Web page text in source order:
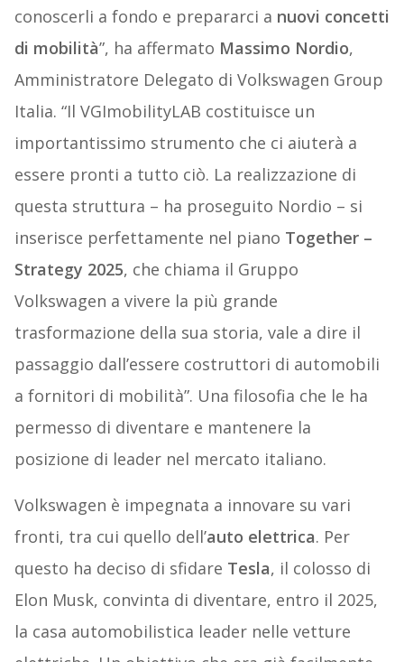
conoscerli a fondo e prepararci a nuovi concetti
di mobilità”, ha affermato Massimo Nordio,
Amministratore Delegato di Volkswagen Group
Italia. “Il VGImobilityLAB costituisce un
importantissimo strumento che ci aiuterà a
essere pronti a tutto ciò. La realizzazione di
questa struttura – ha proseguito Nordio – si
inserisce perfettamente nel piano Together –
Strategy 2025, che chiama il Gruppo
Volkswagen a vivere la più grande
trasformazione della sua storia, vale a dire il
passaggio dall’essere costruttori di automobili
a fornitori di mobilità”. Una filosofia che le ha
permesso di diventare e mantenere la
posizione di leader nel mercato italiano.
Volkswagen è impegnata a innovare su vari
fronti, tra cui quello dell’auto elettrica. Per
questo ha deciso di sfidare Tesla, il colosso di
Elon Musk, convinta di diventare, entro il 2025,
la casa automobilistica leader nelle vetture